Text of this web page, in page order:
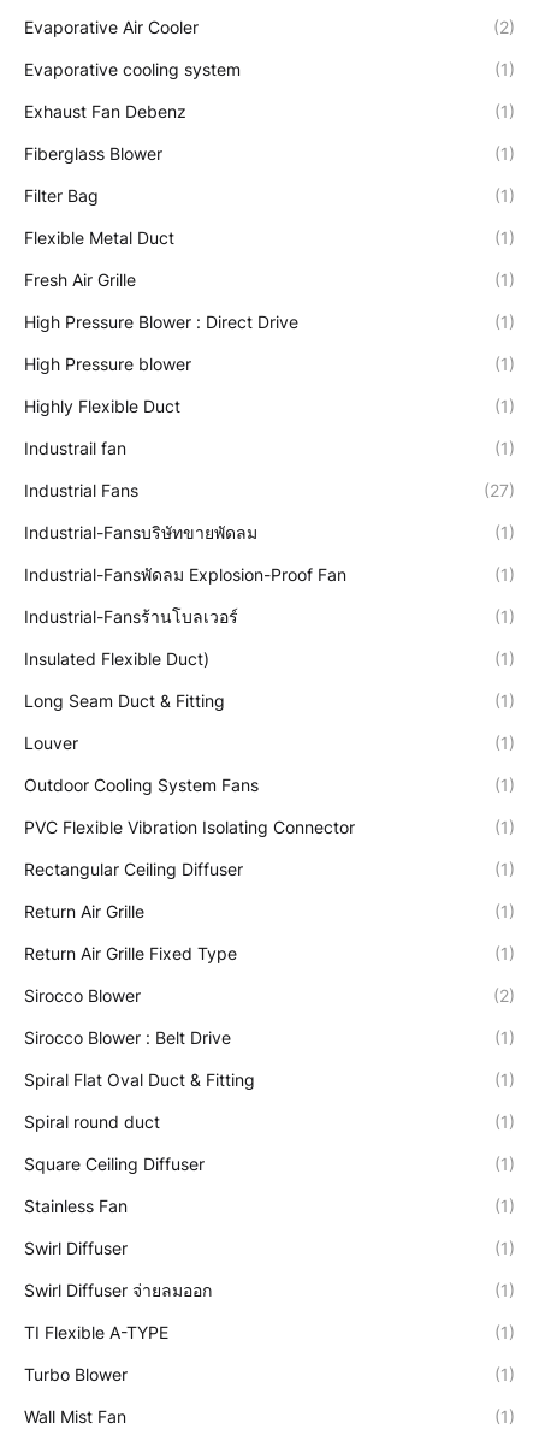
Evaporative Air Cooler (2)
Evaporative cooling system (1)
Exhaust Fan Debenz (1)
Fiberglass Blower (1)
Filter Bag (1)
Flexible Metal Duct (1)
Fresh Air Grille (1)
High Pressure Blower : Direct Drive (1)
High Pressure blower (1)
Highly Flexible Duct (1)
Industrail fan (1)
Industrial Fans (27)
Industrial-Fansบริษัทขายพัดลม (1)
Industrial-Fansพัดลม Explosion-Proof Fan (1)
Industrial-Fansร้านโบลเวอร์ (1)
Insulated Flexible Duct) (1)
Long Seam Duct & Fitting (1)
Louver (1)
Outdoor Cooling System Fans (1)
PVC Flexible Vibration Isolating Connector (1)
Rectangular Ceiling Diffuser (1)
Return Air Grille (1)
Return Air Grille Fixed Type (1)
Sirocco Blower (2)
Sirocco Blower : Belt Drive (1)
Spiral Flat Oval Duct & Fitting (1)
Spiral round duct (1)
Square Ceiling Diffuser (1)
Stainless Fan (1)
Swirl Diffuser (1)
Swirl Diffuser จ่ายลมออก (1)
TI Flexible A-TYPE (1)
Turbo Blower (1)
Wall Mist Fan (1)